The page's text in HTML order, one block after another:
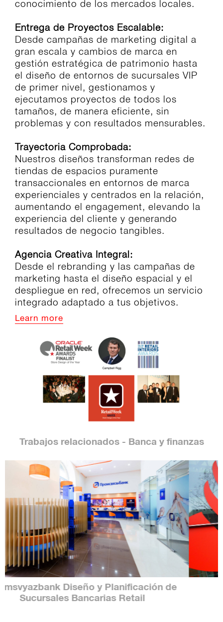
conocimiento de los mercados locales.
Entrega de Proyectos Escalable:
Desde campañas de marketing digital a
gran escala y cambios de marca en
gestión estratégica de patrimonio hasta
el diseño de entornos de sucursales VIP
de primer nivel, gestionamos y
ejecutamos proyectos de todos los
tamaños, de manera eficiente, sin
problemas y con resultados mensurables.
Trayectoria Comprobada:
Nuestros diseños transforman redes de
tiendas de espacios puramente
transaccionales en entornos de marca
experienciales y centrados en la relación,
aumentando el engagement, elevando la
experiencia del cliente y generando
resultados de negocio tangibles.
Agencia Creativa Integral:
Desde el rebranding y las campañas de
marketing hasta el diseño espacial y el
despliegue en red, ofrecemos un servicio
integrado adaptado a tus objetivos.
Learn more
Trabajos relacionados - Banca y finanzas
Abbey Bank Diseño y Branding de
Sucursales Bancarias